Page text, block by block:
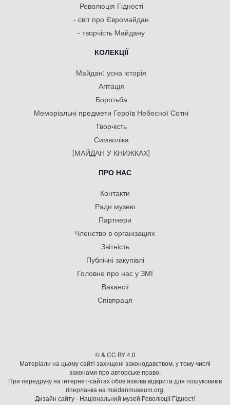
Революція Гідності
- світ про Євромайдан
- творчість Майдану
КОЛЕКЦІЇ
Майдан: усна історія
Агітація
Боротьба
Меморіальні предмети Героїв Небесної Сотні
Творчість
Символіка
[МАЙДАН У КНИЖКАХ]
ПРО НАС
Контакти
Ради музею
Партнери
Членство в організаціях
Звітність
Публічні закупівлі
Головне про нас у ЗМІ
Вакансії
Співпраця
© & CC BY 4.0
Матеріали на цьому сайті захищені законодавством, у тому числі
законами про авторське право.
При передруку на iнтернет-сайтах обов’язкова відкрита для пошуковиків
гiперланка на maidanmuseum.org.
Дизайн сайту - Національний музей Революції Гідності